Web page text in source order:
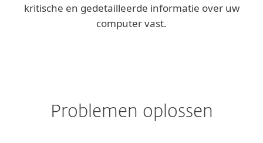
kritische en gedetailleerde informatie over uw
computer vast.
Problemen oplossen